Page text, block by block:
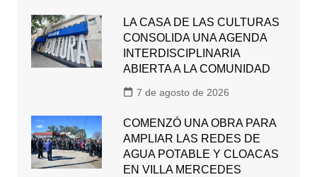
LA CASA DE LAS CULTURAS
CONSOLIDA UNA AGENDA
INTERDISCIPLINARIA
ABIERTA A LA COMUNIDAD
7 de agosto de 2026
COMENZÓ UNA OBRA PARA
AMPLIAR LAS REDES DE
AGUA POTABLE Y CLOACAS
EN VILLA MERCEDES